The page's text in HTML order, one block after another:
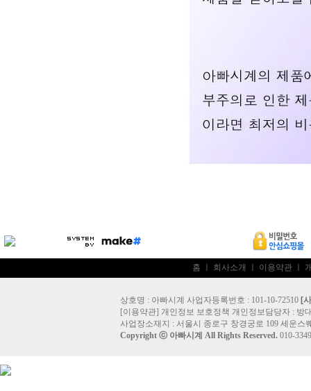
홈 회사소개 이용약관
상호명 : 아빠시계 사업자등록번호 : 101-10-72510 [
[이용약관] 개인정보 보호정책 개인정보담당자 : 방
사업장소재지 : 서울시 종로구 창경궁로 109 세운스
Copyright ⓒ 아빠시계 All Rights Reserved. 010-